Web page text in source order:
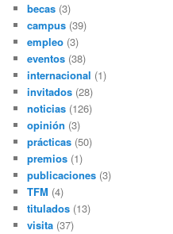
becas (3)
campus (39)
empleo (3)
eventos (38)
internacional (1)
invitados (28)
noticias (126)
opinión (3)
prácticas (50)
premios (1)
publicaciones (3)
TFM (4)
titulados (13)
visita (37)